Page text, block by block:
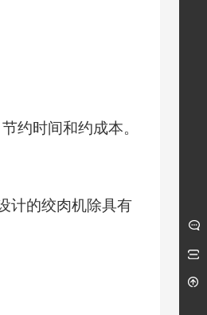
时间和约成本。
的绞肉机除具有